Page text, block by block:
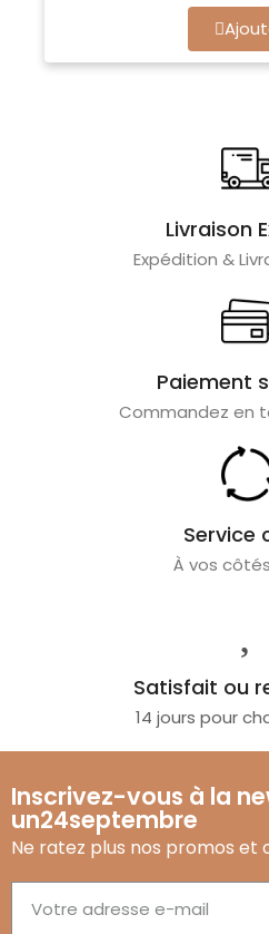
Livraison
Expédition &
Paiement
Commandez en
Service
À vos
Satisfait ou
14 jours pour
Inscrivez-vous à la
un24septembre
Ne ratez plus nos promos et